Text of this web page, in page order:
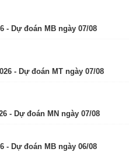
- Dự đoán MB ngày 07/08
- Dự đoán MT ngày 07/08
- Dự đoán MN ngày 07/08
- Dự đoán MB ngày 06/08